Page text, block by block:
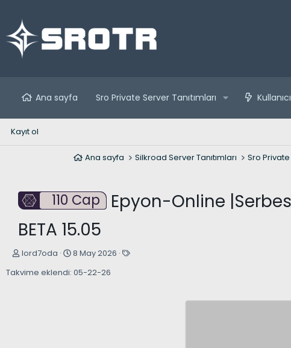
Ana sayfa Sro Private Server Tanıtımları
Kayıt ol
Ana sayfa Silkroad Server Tanıtımları Sro Private
110 Cap
Epyon-Online
BETA 15.05
K
lord7oda
B
8 May 2026
E
Takvime eklendi: 05-22-26